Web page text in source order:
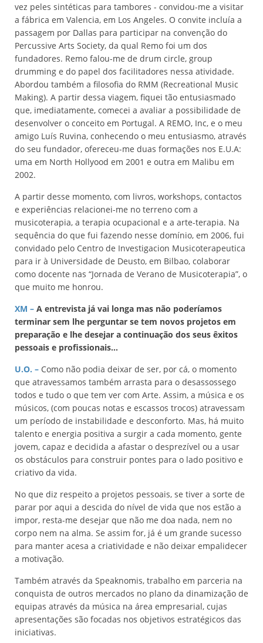
vez peles sintéticas para tambores - convidou-me a visitar
a fábrica em Valencia, em Los Angeles. O convite incluía a
passagem por Dallas para participar na convenção do
Percussive Arts Society, da qual Remo foi um dos
fundadores. Remo falou-me de drum circle, group
drumming e do papel dos facilitadores nessa atividade.
Abordou também a filosofia do RMM (Recreational Music
Making). A partir dessa viagem, fiquei tão entusiasmado
que, imediatamente, comecei a avaliar a possibilidade de
desenvolver o conceito em Portugal. A REMO, Inc, e o meu
amigo Luís Ruvina, conhecendo o meu entusiasmo, através
do seu fundador, ofereceu-me duas formações nos E.U.A:
uma em North Hollyood em 2001 e outra em Malibu em
2002.
A partir desse momento, com livros, workshops, contactos
e experiências relacionei-me no terreno com a
musicoterapia, a terapia ocupacional e a arte-terapia. Na
sequência do que fui fazendo nesse domínio, em 2006, fui
convidado pelo Centro de Investigacion Musicoterapeutica
para ir à Universidade de Deusto, em Bilbao, colaborar
como docente nas “Jornada de Verano de Musicoterapia”, o
que muito me honrou.
XM – A entrevista já vai longa mas não poderíamos
terminar sem lhe perguntar se tem novos projetos em
preparação e lhe desejar a continuação dos seus êxitos
pessoais e profissionais…
U.O. – Como não podia deixar de ser, por cá, o momento
que atravessamos também arrasta para o desassossego
todos e tudo o que tem ver com Arte. Assim, a música e os
músicos, (com poucas notas e escassos trocos) atravessam
um período de instabilidade e desconforto. Mas, há muito
talento e energia positiva a surgir a cada momento, gente
jovem, capaz e decidida a afastar o desprezível ou a usar
os obstáculos para construir pontes para o lado positivo e
criativo da vida.
No que diz respeito a projetos pessoais, se tiver a sorte de
parar por aqui a descida do nível de vida que nos estão a
impor, resta-me desejar que não me doa nada, nem no
corpo nem na alma. Se assim for, já é um grande sucesso
para manter acesa a criatividade e não deixar empalidecer
a motivação.
Também através da Speaknomis, trabalho em parceria na
conquista de outros mercados no plano da dinamização de
equipas através da música na área empresarial, cujas
apresentações são focadas nos objetivos estratégicos das
iniciativas.